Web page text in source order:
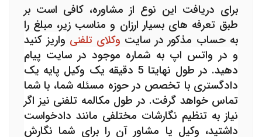
برای دریافت این نوع از مشاوره، کافی است بر
طبق تعرفه های بسیار ارزان و مناسب زیر، مبلغ را
به حساب مذکور در سایت وکلای تلفنی واریز کنید
و در واتس اپ به شماره موجود در سایت پیام
دهید. در طول نهایتا 5 دقیقه یک وکیل پایه یک
دادگستری با تخصص در حوزه مسئله شما، با شما
تماس خواهد گرفت. در طول مکالمه تلفنی نیز اگر
نیاز به تنظیم نگارشات مختلفی مانند دادخواست
داشتید، وکیل یا مشاور آن را برای شما نگارش